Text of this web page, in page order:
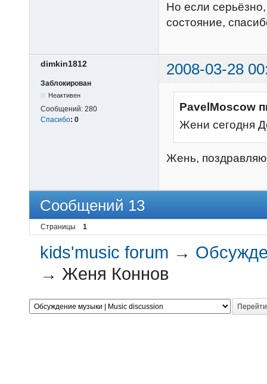
Но если
состояние,
dimkin1812 2008-03-28
Заблокирован
Неактивен
Сообщений: 280
Спасибо: 0
PavelMoscow
Жени сегодня
Жень,
Сообщений 13
Страницы 1
kids'music forum →
→ Женя Коннов